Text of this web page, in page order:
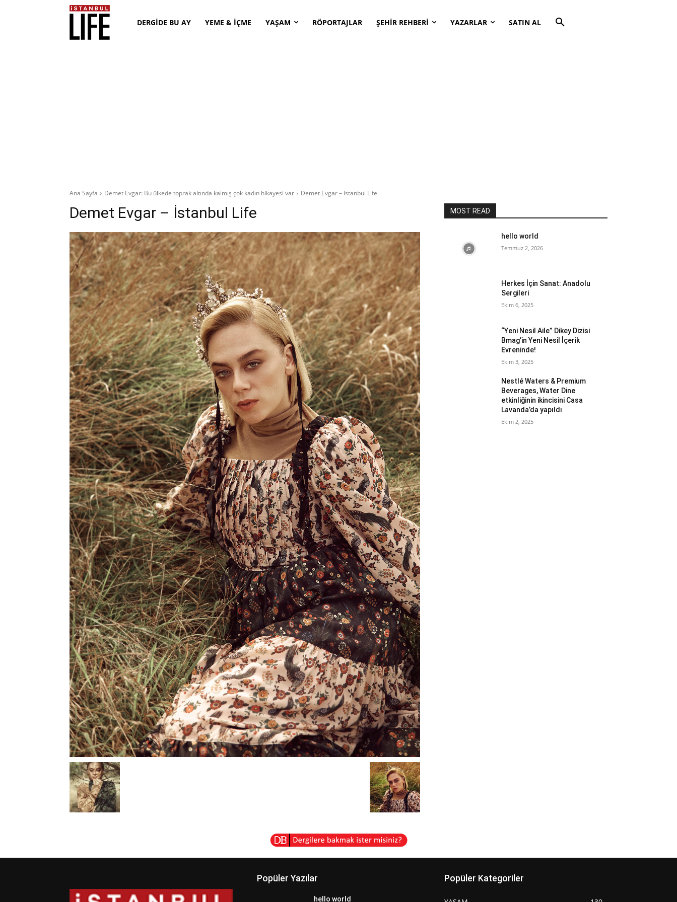
DERGİDE BU AY YEME & İÇME YAŞAM RÖPORTAJLAR ŞEHİR REHBERİ YAZARLAR SATIN AL
Ana Sayfa Demet Evgar: Bu ülkede toprak altında kalmış çok kadın hikayesi var Demet Evgar – İstanbul Life
Demet Evgar – İstanbul Life MOST READ
hello world
Temmuz 2, 2026
Herkes İçin Sanat: Anadolu
Sergileri
Ekim 6, 2025
“Yeni Nesil Aile” Dikey Dizisi
Bmag’in Yeni Nesil İçerik
Evreninde!
Ekim 3, 2025
Nestlé Waters & Premium
Beverages, Water Dine
etkinliğinin ikincisini Casa
Lavanda’da yapıldı
Ekim 2, 2025
Popüler Yazılar
hello world
Popüler Kategoriler